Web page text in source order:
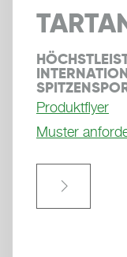
Produktflyer
Muster
